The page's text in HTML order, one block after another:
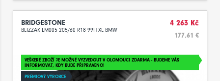
BRIDGESTONE
BLIZZAK LM005 205/60 R18 99H XL BMW
4 263 Kč
177.61 €
VEŠKERÉ ZBOŽÍ JE MOŽNÉ VYZVEDOUT V OLOMOUCI ZDARMA - BUDEME VÁS
INFORMOVAT, KDY BUDE PŘIPRAVENO!
PRÉMIOVÝ VÝROBCE